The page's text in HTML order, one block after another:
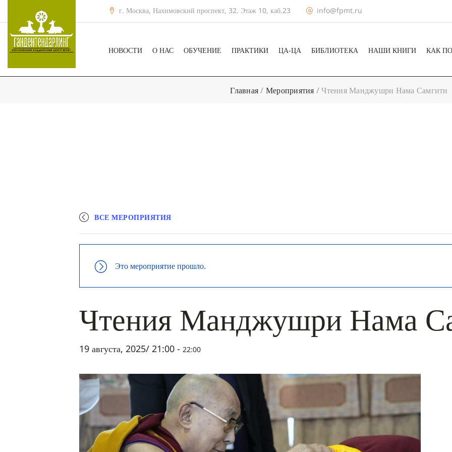
г. Москва, Нахимовский проспект, 32. Этаж 10, каб.23 info@fpmt.ru
НОВОСТИ О НАС ОБУЧЕНИЕ ПРАКТИКИ ЦА-ЦА БИБЛИОТЕКА НАШИ КНИГИ КАК
Главная/ Мероприятия /Чтения Манджушри Нама Самгити
ВСЕ МЕРОПРИЯТИЯ
Это мероприятие прошло.
Чтения Манджушри Нама
19 августа, 2025/ 21:00 - 22:00